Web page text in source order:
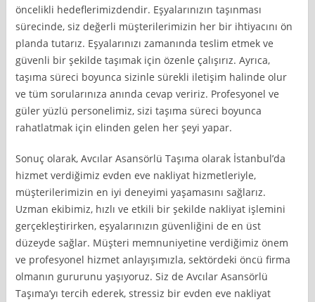
öncelikli hedeflerimizdendir. Eşyalarınızın taşınması
sürecinde, siz değerli müşterilerimizin her bir ihtiyacını ön
planda tutarız. Eşyalarınızı zamanında teslim etmek ve
güvenli bir şekilde taşımak için özenle çalışırız. Ayrıca,
taşıma süreci boyunca sizinle sürekli iletişim halinde olur
ve tüm sorularınıza anında cevap veririz. Profesyonel ve
güler yüzlü personelimiz, sizi taşıma süreci boyunca
rahatlatmak için elinden gelen her şeyi yapar.
Sonuç olarak, Avcılar Asansörlü Taşıma olarak İstanbul’da
hizmet verdiğimiz evden eve nakliyat hizmetleriyle,
müşterilerimizin en iyi deneyimi yaşamasını sağlarız.
Uzman ekibimiz, hızlı ve etkili bir şekilde nakliyat işlemini
gerçekleştirirken, eşyalarınızın güvenliğini de en üst
düzeyde sağlar. Müşteri memnuniyetine verdiğimiz önem
ve profesyonel hizmet anlayışımızla, sektördeki öncü firma
olmanın gururunu yaşıyoruz. Siz de Avcılar Asansörlü
Taşıma’yı tercih ederek, stressiz bir evden eve nakliyat